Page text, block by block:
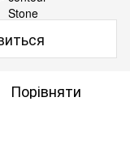
Порівняти